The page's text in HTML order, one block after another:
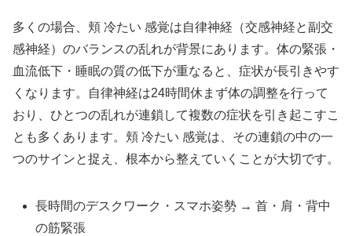
多くの場合、頬 冷たい 感覚は自律神経（交感神経と副交
感神経）のバランスの乱れが背景にあります。体の緊張・
血流低下・睡眠の質の低下が重なると、症状が長引きやす
くなります。自律神経は24時間休まず体の調整を行って
おり、ひとつの乱れが連鎖して複数の症状を引き起こすこ
とも多くあります。頬 冷たい 感覚は、その連鎖の中の一
つのサインと捉え、根本から整えていくことが大切です。
長時間のデスクワーク・スマホ姿勢 → 首・肩・背中
の筋緊張